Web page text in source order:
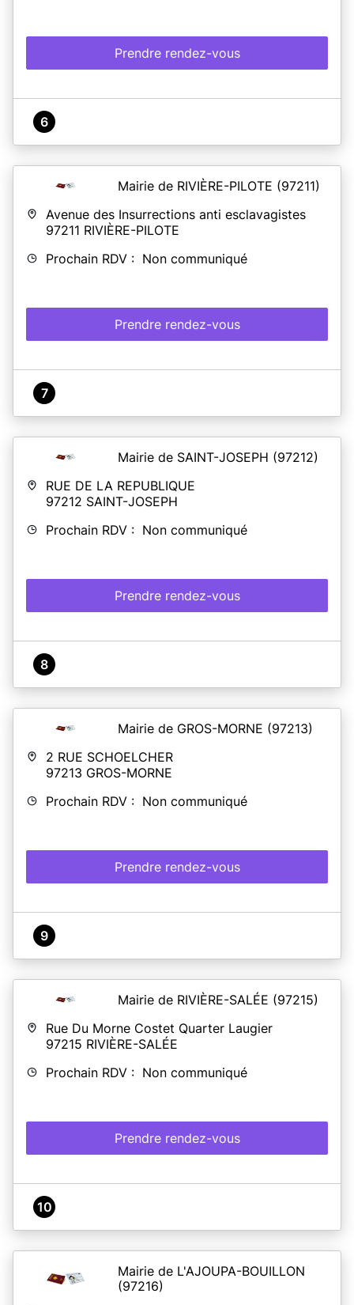
Prendre rendez-vous
6
Mairie de RIVIÈRE-PILOTE (97211)
Avenue des Insurrections anti esclavagistes
97211 RIVIÈRE-PILOTE
Prochain RDV : Non communiqué
Prendre rendez-vous
7
Mairie de SAINT-JOSEPH (97212)
RUE DE LA REPUBLIQUE
97212 SAINT-JOSEPH
Prochain RDV : Non communiqué
Prendre rendez-vous
8
Mairie de GROS-MORNE (97213)
2 RUE SCHOELCHER
97213 GROS-MORNE
Prochain RDV : Non communiqué
Prendre rendez-vous
9
Mairie de RIVIÈRE-SALÉE (97215)
Rue Du Morne Costet Quarter Laugier
97215 RIVIÈRE-SALÉE
Prochain RDV : Non communiqué
Prendre rendez-vous
10
Mairie de L'AJOUPA-BOUILLON
(97216)